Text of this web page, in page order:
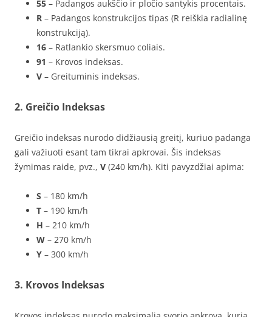
55 – Padangos aukščio ir pločio santykis procentais.
R – Padangos konstrukcijos tipas (R reiškia radialinę
konstrukciją).
16 – Ratlankio skersmuo coliais.
91 – Krovos indeksas.
V – Greituminis indeksas.
2. Greičio Indeksas
Greičio indeksas nurodo didžiausią greitį, kuriuo padanga
gali važiuoti esant tam tikrai apkrovai. Šis indeksas
žymimas raide, pvz., V (240 km/h). Kiti pavyzdžiai apima:
S – 180 km/h
T – 190 km/h
H – 210 km/h
W – 270 km/h
Y – 300 km/h
3. Krovos Indeksas